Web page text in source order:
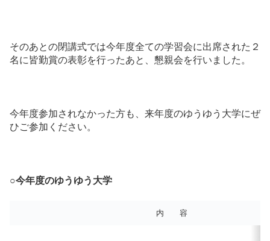
そのあとの閉講式では今年度全ての学習会に出席された２
名に皆勤賞の表彰を行ったあと、懇親会を行いました。
今年度参加されなかった方も、来年度のゆうゆう大学にぜ
ひご参加ください。
○今年度のゆうゆう大学
内 容